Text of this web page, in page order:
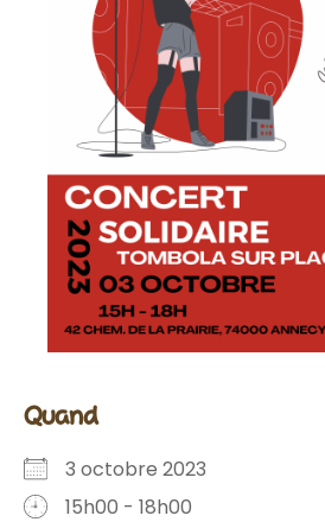
quand
3 octobre 2023
15h00 - 18h00